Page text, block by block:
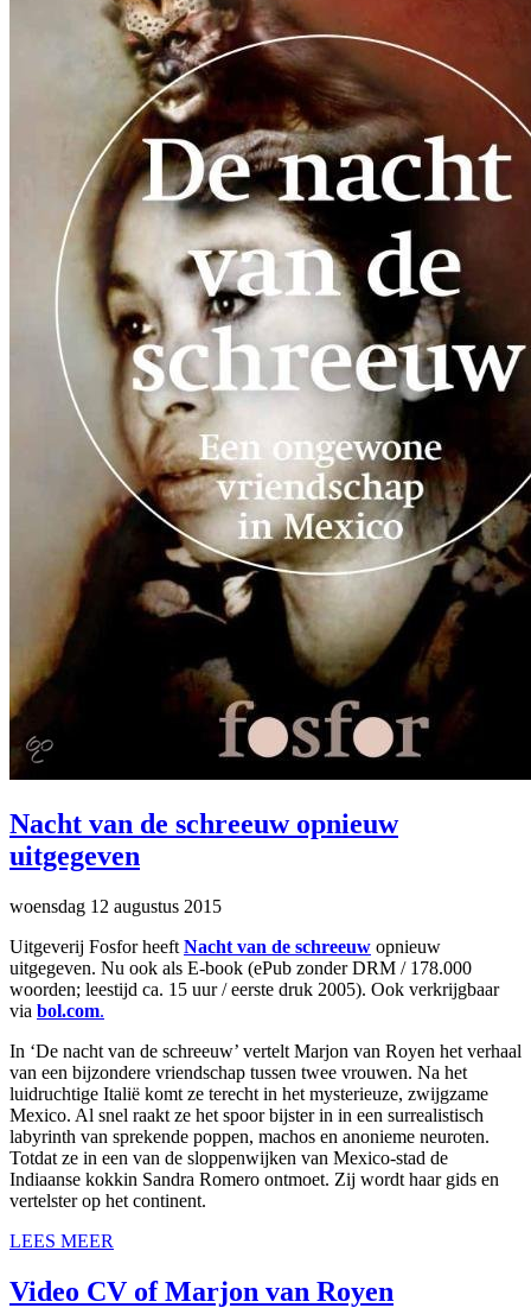
Nacht van de schreeuw opnieuw
uitgegeven
woensdag 12 augustus 2015
Uitgeverij Fosfor heeft Nacht van de schreeuw opnieuw
uitgegeven. Nu ook als E-book (ePub zonder DRM / 178.000
woorden; leestijd ca. 15 uur / eerste druk 2005). Ook verkrijgbaar
via bol.com.
In ‘De nacht van de schreeuw’ vertelt Marjon van Royen het verhaal
van een bijzondere vriendschap tussen twee vrouwen. Na het
luidruchtige Italië komt ze terecht in het mysterieuze, zwijgzame
Mexico. Al snel raakt ze het spoor bijster in in een surrealistisch
labyrinth van sprekende poppen, machos en anonieme neuroten.
Totdat ze in een van de sloppenwijken van Mexico-stad de
Indiaanse kokkin Sandra Romero ontmoet. Zij wordt haar gids en
vertelster op het continent.
LEES MEER
Video CV of Marjon van Royen